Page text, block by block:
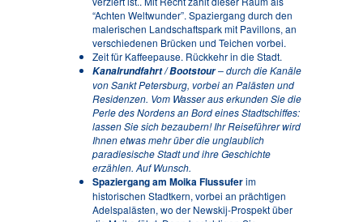
“Achten Weltwunder”. Spaziergang durch den
malerischen Landschaftspark mit Pavillons, an
verschiedenen Brücken und Teichen vorbei.
Zeit für Kaffeepause. Rückkehr in die Stadt.
Kanalrundfahrt / Bootstour– durch die Kanäle
von Sankt Petersburg, vorbei an Palästen und
Residenzen. Vom Wasser aus erkunden Sie die
Perle des Nordens an Bord eines Stadtschiffes:
lassen Sie sich bezaubern! Ihr Reiseführer wird
Ihnen etwas mehr über die unglaublich
paradiesische Stadt und ihre Geschichte
erzählen. Auf Wunsch.
Spaziergang am Moika Flussuferim
historischen Stadtkern, vorbei an prächtigen
Adelspalästen, wo der Newskij-Prospekt über